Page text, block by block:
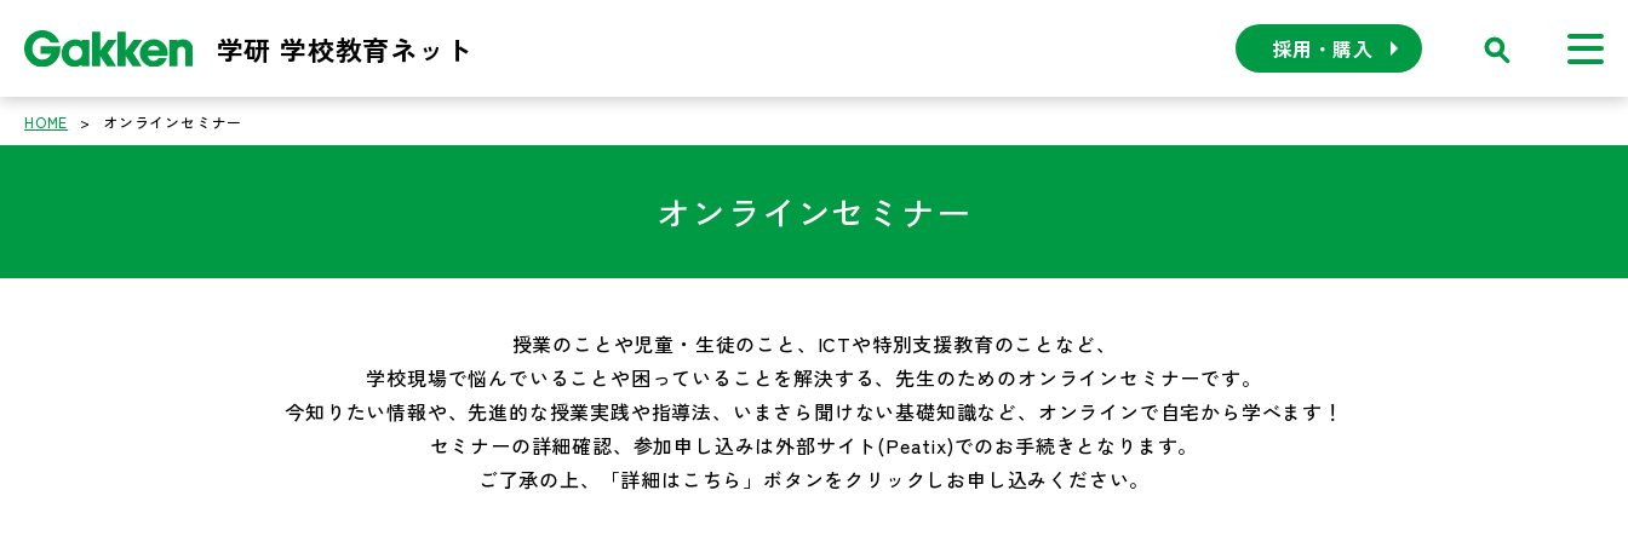
学研 学校教育ネット 採用・購入
HOME > オンラインセミナー
オンラインセミナー
授業のことや児童・生徒のこと、ICTや特別支援教育のことなど、
学校現場で悩んでいることや困っていることを解決する、先生のためのオンラインセミナーです。
今知りたい情報や、先進的な授業実践や指導法、いまさら聞けない基礎知識など、オンラインで自宅から学べます！
セミナーの詳細確認、参加申し込みは外部サイト(Peatix)でのお手続きとなります。
ご了承の上、「詳細はこちら」ボタンをクリックしお申し込みください。